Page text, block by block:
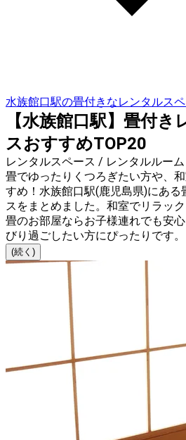
水族館口駅の畳付きなレンタルス
【水族館口駅】畳付
スおすすめTOP20
レンタルスペース / レンタルルーム
畳でゆったりくつろぎたい方や、
すめ！水族館口駅(鹿児島県)にある
スをまとめました。和室でリラッ
畳のお部屋ならお子様連れでも安
びり過ごしたい方にぴったりです。
(続く)